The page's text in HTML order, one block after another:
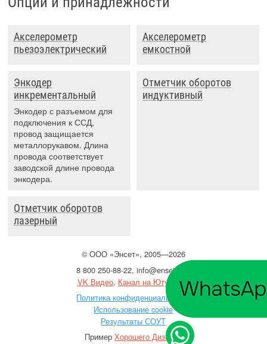
Акселерометр
пьезоэлектрический
Акселерометр
емкостной
Энкодер
инкрементальный
Энкодер с разъемом для
подключения к ССД,
провод защищается
металлорукавом. Длина
провода соответствует
заводской длине провода
энкодера.
Отметчик оборотов
индуктивный
Отметчик оборотов
лазерный
©ООО«Энсет», 2005—2026
8 800 250-88-22,info@enset.ru
VK Видео, Канал на Ютубе
Политика конфиденциальности
Использование cookie
Результаты СОУТ
ПримерХорошего Дизайна